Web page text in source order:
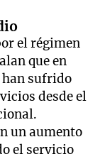
el régimen
que en
han sufrido
desde el
un aumento
el servicio